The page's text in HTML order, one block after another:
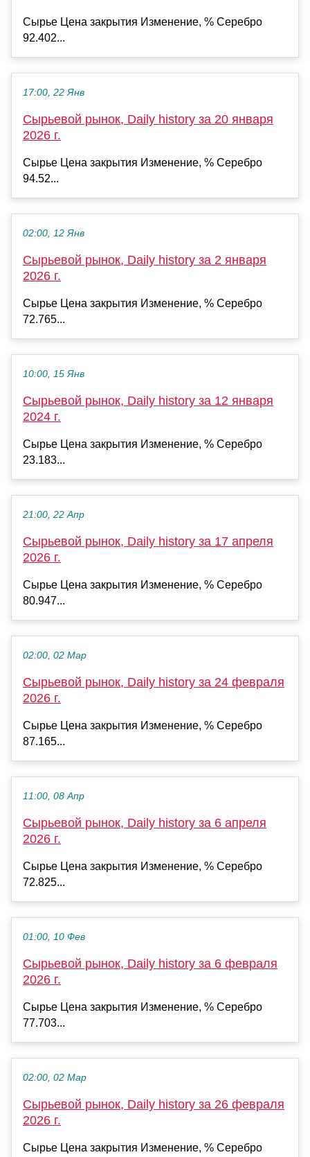
Сырье Цена закрытия Изменение, % Серебро
92.402...
17:00, 22 Янв
Сырьевой рынок, Daily history за 20 января
2026 г.
Сырье Цена закрытия Изменение, % Серебро
94.52...
02:00, 12 Янв
Сырьевой рынок, Daily history за 2 января
2026 г.
Сырье Цена закрытия Изменение, % Серебро
72.765...
10:00, 15 Янв
Сырьевой рынок, Daily history за 12 января
2024 г.
Сырье Цена закрытия Изменение, % Серебро
23.183...
21:00, 22 Апр
Сырьевой рынок, Daily history за 17 апреля
2026 г.
Сырье Цена закрытия Изменение, % Серебро
80.947...
02:00, 02 Мар
Сырьевой рынок, Daily history за 24 февраля
2026 г.
Сырье Цена закрытия Изменение, % Серебро
87.165...
11:00, 08 Апр
Сырьевой рынок, Daily history за 6 апреля
2026 г.
Сырье Цена закрытия Изменение, % Серебро
72.825...
01:00, 10 Фев
Сырьевой рынок, Daily history за 6 февраля
2026 г.
Сырье Цена закрытия Изменение, % Серебро
77.703...
02:00, 02 Мар
Сырьевой рынок, Daily history за 26 февраля
2026 г.
Сырье Цена закрытия Изменение, % Серебро